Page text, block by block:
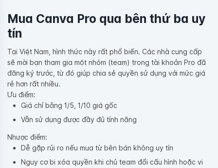
Mua Canva Pro qua bên thứ ba uy
tín
Tại Việt Nam, hình thức này rất phổ biến. Các nhà cung cấp
sẽ mời bạn tham gia một nhóm (team) trong tài khoản Pro đã
đăng ký trước, từ đó giúp chia sẻ quyền sử dụng với mức giá
rẻ hơn rất nhiều.
Ưu điểm:
Giá chỉ bằng 1/5, 1/10 giá gốc
Vẫn sử dụng được đầy đủ tính năng
Nhược điểm:
Dễ gặp rủi ro nếu mua từ bên bán không uy tín
Nguy cơ bị xóa quyền khi chủ team đổi cấu hình hoặc vi